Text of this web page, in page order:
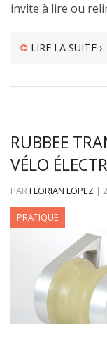
invite à lire ou
LIRE LA SUITE ›
RUBBEE
VÉLO
PARFLORIAN LOPEZ |
PRATIQUE